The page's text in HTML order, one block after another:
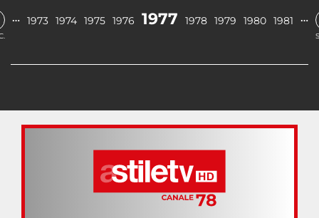
… 1973 1974 1975 1976 1977 1978 1979 1980 1981 …